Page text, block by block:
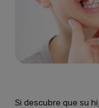
Si descubre que su